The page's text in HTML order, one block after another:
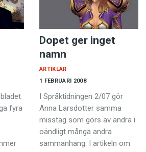
fyra
Dopet ger inget
namn
1 FEBRUARI 2008
ARTIKLAR
I Språktidningen 2/07 gör
Anna Larsdotter samma
misstag som görs av andra i
oändligt många andra
sammanhang. I artikeln om